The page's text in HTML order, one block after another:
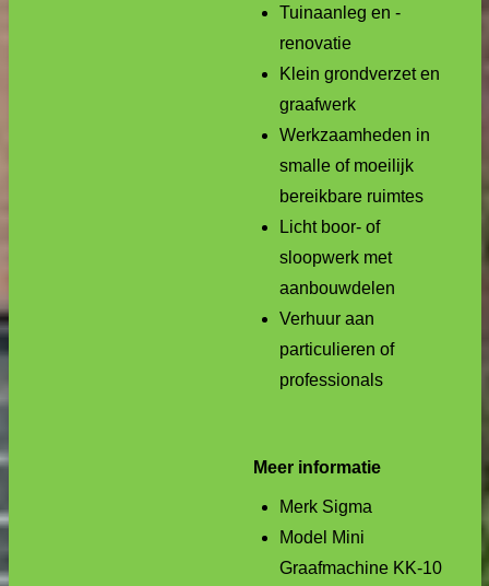
Tuinaanleg en -
renovatie
Klein grondverzet en
graafwerk
Werkzaamheden in
smalle of moeilijk
bereikbare ruimtes
Licht boor- of
sloopwerk met
aanbouwdelen
Verhuur aan
particulieren of
professionals
Meer informatie
Merk Sigma
Model Mini
Graafmachine KK-10